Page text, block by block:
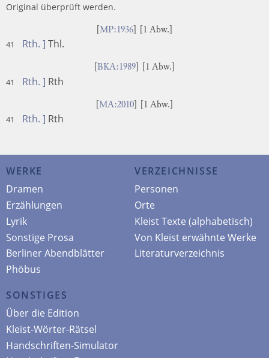
Original überprüft werden.
MP:1936 ] [1 Abw.]
41 Rth. ] Thl.
BKA:1989 ] [1 Abw.]
41 Rth. ] Rth
MA:2010 ] [1 Abw.]
41 Rth. ] Rth
WERKE
Dramen
Erzählungen
Lyrik
Sonstige Prosa
Berliner Abendblätter
Phöbus
VERZEICHNISSE
Personen
Orte
Kleist Texte (alphabetisch)
Von Kleist erwähnte Werke
Literaturverzeichnis
SONSTIGES
Über die Edition
Kleist-Wörter-Rätsel
Handschriften-Simulator